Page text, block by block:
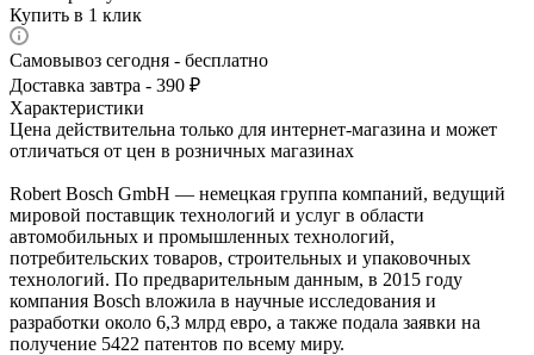
Купить в 1 клик
Самовывоз сегодня - бесплатно
Доставка завтра - 390 ₽
Характеристики
Цена действительна только для интернет-магазина и может
отличаться от цен в розничных магазинах
Robert Bosch GmbH — немецкая группа компаний, ведущий
мировой поставщик технологий и услуг в области
автомобильных и промышленных технологий,
потребительских товаров, строительных и упаковочных
технологий. По предварительным данным, в 2015 году
компания Bosch вложила в научные исследования и
разработки около 6,3 млрд евро, а также подала заявки на
получение 5422 патентов по всему миру.